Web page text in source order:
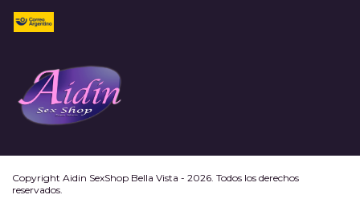
Copyright Aidin SexShop Bella Vista - 2026. Todos los derechos
reservados.